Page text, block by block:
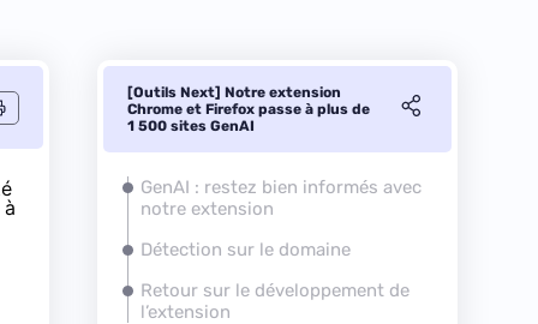
[Outils Next] Notre extension
Chrome et Firefox passe à plus de
1 500 sites GenAI
GenAI : restez bien informés avec
notre extension
Détection sur le domaine
Retour sur le développement de
l’extension